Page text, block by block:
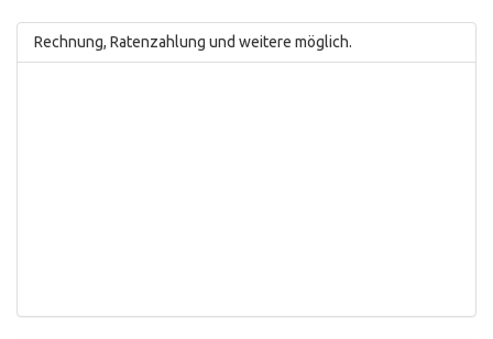
Rechnung, Ratenzahlung und weitere möglich.